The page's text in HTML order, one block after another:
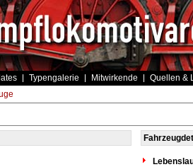
Typengalerie Mitwirkende Quellen &